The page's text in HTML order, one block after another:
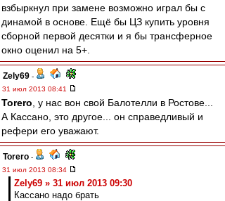
взбыркнул при замене возможно играл бы с
динамой в основе. Ещё бы ЦЗ купить уровня
сборной первой десятки и я бы трансферное
окно оценил на 5+.
Zely69 -
31 июл 2013 08:41
Torero , у нас вон свой Балотелли в Ростове...
А Кассано, это другое... он справедливый и
рефери его уважают.
Torero -
31 июл 2013 08:34
Zely69 » 31 июл 2013 09:30
Кассано надо брать